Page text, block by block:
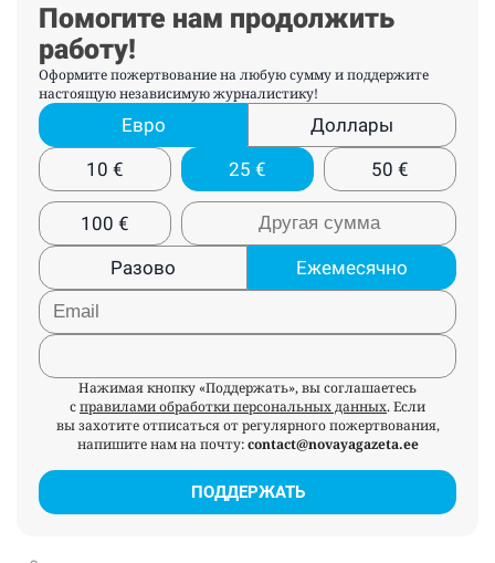
Помогите нам продолжить
работу!
Оформите пожертвование на любую сумму и поддержите
настоящую независимую журналистику!
Евро
Доллары
10 € 25 € 50 €
100 €
Разово
Ежемесячно
Нажимая кнопку «Поддержать», вы соглашаетесь
справилами обработки персональных данных. Если
вы захотите отписаться от регулярного пожертвования,
напишите нам на почту:contact@novayagazeta.ee
ПОДДЕРЖАТЬ